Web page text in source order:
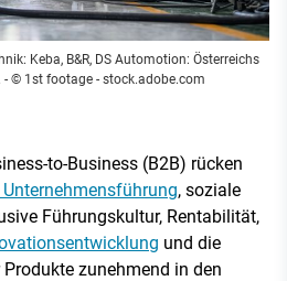
Keba, B&R, DS Automotion: Österreichs
- © 1st footage - stock.adobe.com
to-Business (B2B) rücken
, soziale
Führungskultur, Rentabilität,
und die
zunehmend in den